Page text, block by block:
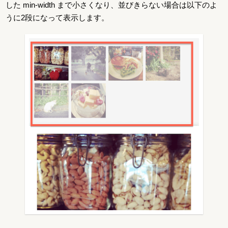
した min-width まで小さくなり、並びきらない場合は以下のよ
うに2段になって表示します。